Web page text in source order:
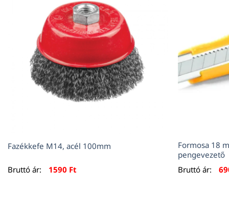
Fazékkefe M14, acél 100mm
Bruttó ár: 1590 Ft
Formosa 18
pengevezető
Bruttó ár: